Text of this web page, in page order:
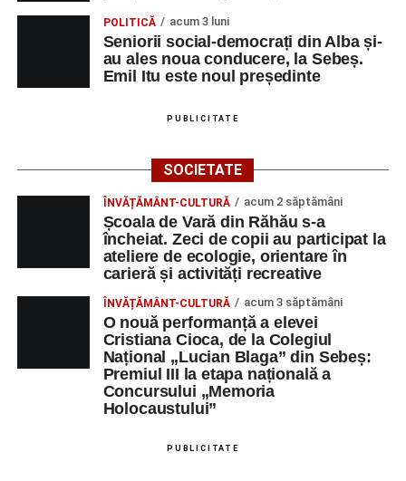
SÂMBĂTĂ, 22 AUGUST 2026
Platoul Centrului Cultural „Lucian
Blaga” Sebeș
(Race Office) pentru competiția„Cicloaventurier de
Râpa Roșie
Orele 17.00–20.00
– Antrenamente libere pe traseul de
Centrul Cultural „Lucian Blaga”
Sebeș – Sala de spectacole
– Proiecție cinematografică:
POLITICĂ acum 3 luni
Seniorii social-democrați din Alba și-
au ales noua conducere, la Sebeș.
Emil Itu este noul președinte
PUBLICITATE
SOCIETATE
ÎNVĂȚĂMÂNT-CULTURĂ acum 2 săptămâni
Școala de Vară din Răhău s-a
încheiat. Zeci de copii au participat la
ateliere de ecologie, orientare în
carieră și activități recreative
ÎNVĂȚĂMÂNT-CULTURĂ acum 3 săptămâni
O nouă performanță a elevei
Cristiana Cioca, de la Colegiul
Național „Lucian Blaga” din Sebeș:
Premiul III la etapa națională a
Concursului „Memoria
Holocaustului”
PUBLICITATE